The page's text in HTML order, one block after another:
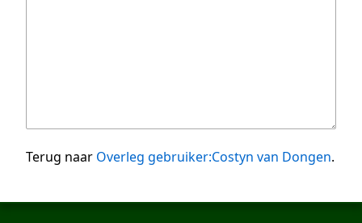
Terug naar Overleg gebruiker:Costyn van Dongen.